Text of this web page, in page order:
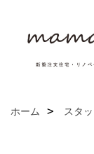
ホーム スタ